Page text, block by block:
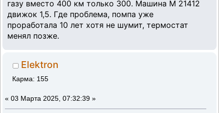
газу вместо 400 км только 300. Машина М 21412
движок 1,5. Где проблема, помпа уже
проработала 10 лет хотя не шумит, термостат
менял позже.
Elektron
Карма: 155
« 03 Марта 2025, 07:32:39 »